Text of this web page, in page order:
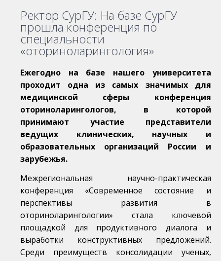
Ректор СурГУ: На базе СурГУ
прошла конференция по
специальности
«оториноларингология»
Ежегодно на базе нашего университета
проходит одна из самых значимых для
медицинской сферы конференция
оториноларингологов, в которой
принимают участие представители
ведущих клинических, научных и
образовательных организаций России и
зарубежья.
Межрегиональная научно-практическая
конференция «Современное состояние и
перспективы развития в
оториноларингологии» стала ключевой
площадкой для продуктивного диалога и
выработки конструктивных предложений.
Среди преимуществ консолидации ученых,